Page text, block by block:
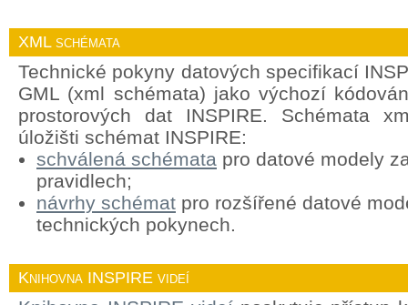
XML schémata
Technické pokyny datových specifikací
GML (xml schémata) jako výchozí
prostorových dat INSPIRE. Schémata
úložišti schémat INSPIRE:
schválená schémata pro datové modely
pravidlech;
návrhy schémat pro rozšířené datové
technických pokynech.
Knihovna INSPIRE videí